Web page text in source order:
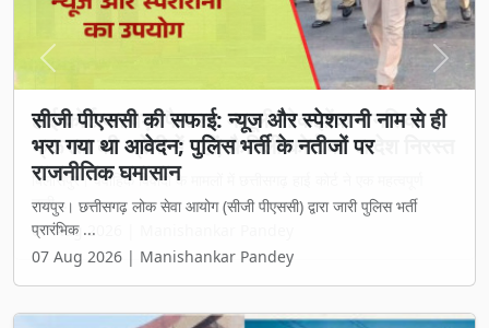
सीजी पीएससी की सफाई: न्यूज और स्पेशरानी नाम से ही
भरा गया था आवेदन; पुलिस भर्ती के नतीजों पर
राजनीतिक घमासान
रायपुर। छत्तीसगढ़ लोक सेवा आयोग (सीजी पीएससी) द्वारा जारी पुलिस भर्ती
प्रारंभिक ...
07 Aug 2026 | Manishankar Pandey
Previous Next